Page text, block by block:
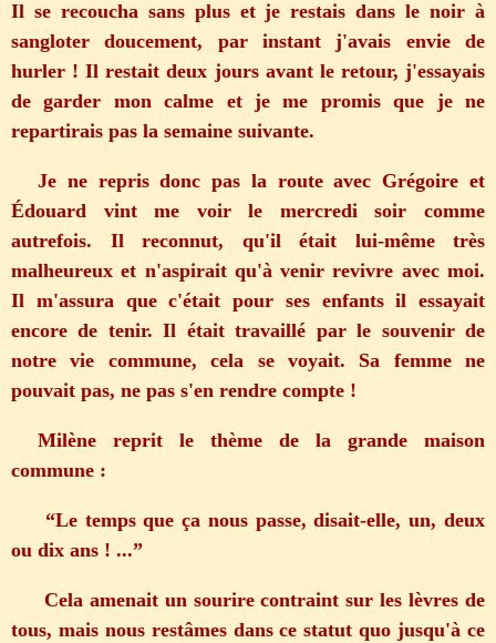
Il se recoucha sans plus et je restais dans le noir à
sangloter doucement, par instant j'avais envie de
hurler ! Il restait deux jours avant le retour, j'essayais
de garder mon calme et je me promis que je ne
repartirais pas la semaine suivante.
Je ne repris donc pas la route avec Grégoire et
Édouard vint me voir le mercredi soir comme
autrefois. Il reconnut, qu'il était lui-même très
malheureux et n'aspirait qu'à venir revivre avec moi.
Il m'assura que c'était pour ses enfants il essayait
encore de tenir. Il était travaillé par le souvenir de
notre vie commune, cela se voyait. Sa femme ne
pouvait pas, ne pas s'en rendre compte !
Milène reprit le thème de la grande maison
commune :
“Le temps que ça nous passe, disait-elle, un, deux
ou dix ans ! ...”
Cela amenait un sourire contraint sur les lèvres de
tous, mais nous restâmes dans ce statut quo jusqu'à ce